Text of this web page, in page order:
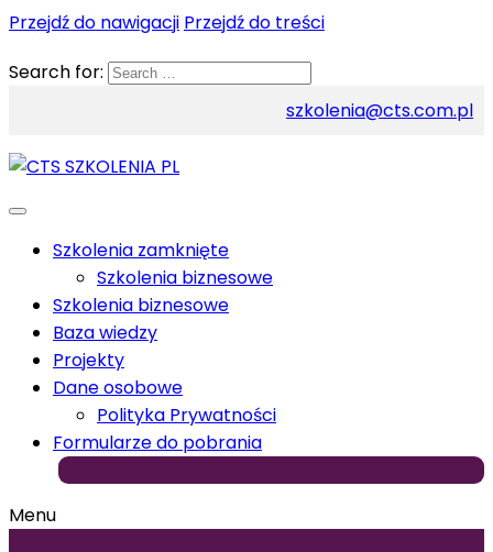
Przejdź do nawigacji Przejdź do treści
Search for:
szkolenia@cts.com.pl
Szkolenia zamknięte
Szkolenia biznesowe
Szkolenia biznesowe
Baza wiedzy
Projekty
Dane osobowe
Polityka Prywatności
Formularze do pobrania
Menu